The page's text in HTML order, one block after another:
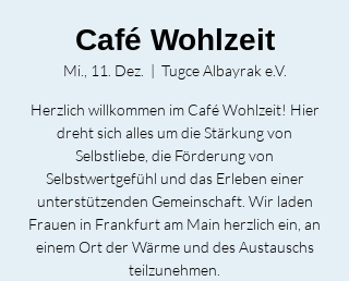
Café Wohlzeit
Mi., 11. Dez.
  |
Tugce Albayrak e.V.
Herzlich willkommen im Café Wohlzeit! Hier
dreht sich alles um die Stärkung von
Selbstliebe, die Förderung von
Selbstwertgefühl und das Erleben einer
unterstützenden Gemeinschaft. Wir laden
Frauen in Frankfurt am Main herzlich ein, an
einem Ort der Wärme und des Austauschs
teilzunehmen.